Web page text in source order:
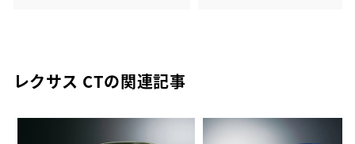
レクサス CTの関連記事